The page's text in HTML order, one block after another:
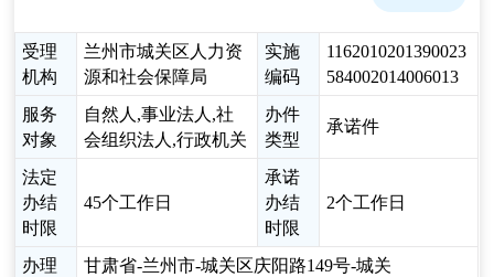
受理
机构
兰州市城关区人力资
源和社会保障局
实施
编码
1162010201390023
584002014006013
服务
对象
自然人,事业法人,社
会组织法人,行政机关
办件
类型
承诺件
法定
办结
时限
45个工作日
承诺
办结
时限
2个工作日
办理
甘肃省-兰州市-城关区庆阳路149号-城关